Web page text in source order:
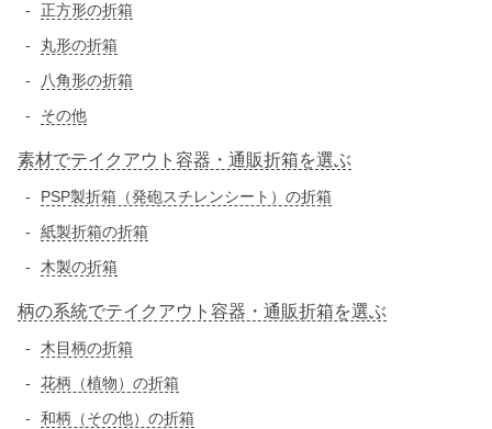
正方形の折箱
丸形の折箱
八角形の折箱
その他
素材でテイクアウト容器・通販折箱を選ぶ
PSP製折箱（発砲スチレンシート）の折箱
紙製折箱の折箱
木製の折箱
柄の系統でテイクアウト容器・通販折箱を選ぶ
木目柄の折箱
花柄（植物）の折箱
和柄（その他）の折箱